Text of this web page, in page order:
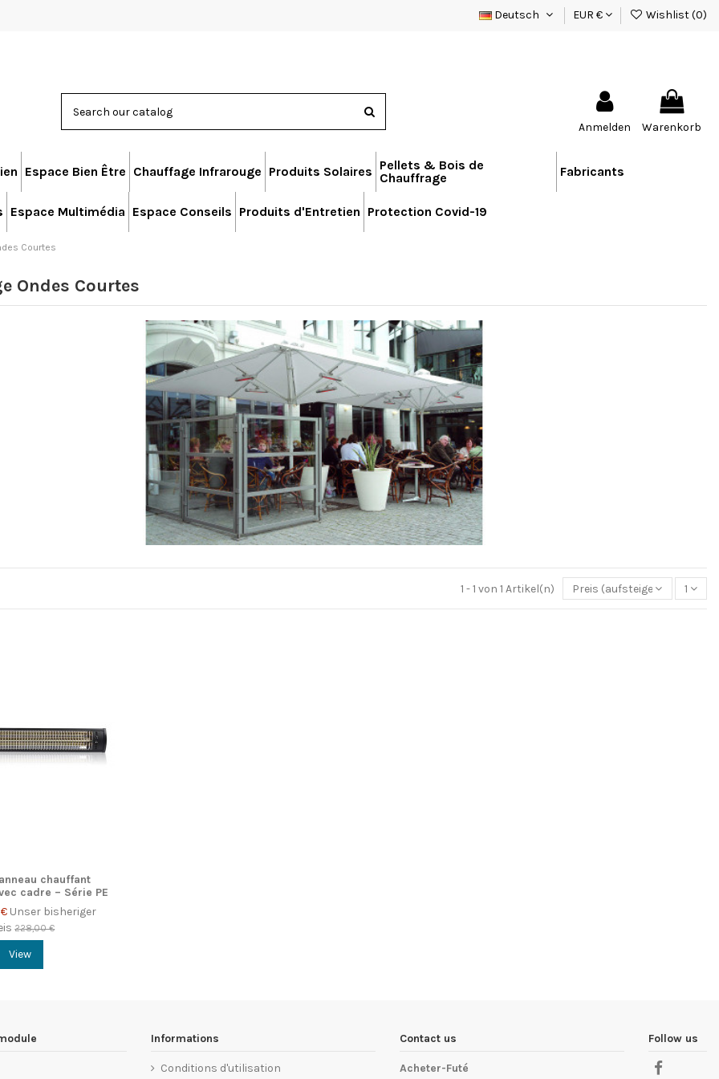
Deutsch EUR € Wishlist (0)
Anmelden Warenkorb
Espace Bien Être Chauffage Infrarouge Produits Solaires Pellets & Bois de
Chauffrage
Fabricants
Espace Multimédia Espace Conseils Produits d'Entretien Protection Covid-19
Courtes
Ondes Courtes
1 - 1 von 1 Artikel(n) Preis (aufsteigend) 1
chauffant
cadre – Série PE
Unser bisheriger
228,00 €
View
Informations
Conditions d'utilisation
Contact us
Acheter-Futé
Follow us